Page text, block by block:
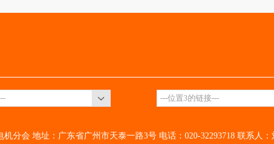
分会 地址：广东省广州市天泰一路3号 电话：020-32293718 联系人：